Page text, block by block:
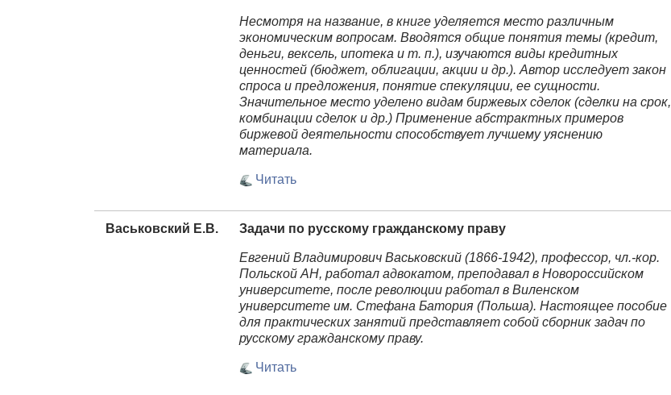
Несмотря на название, в книге уделяется место различным
экономическим вопросам. Вводятся общие понятия темы (кредит,
деньги, вексель, ипотека и т. п.), изучаются виды кредитных
ценностей (бюджет, облигации, акции и др.). Автор исследует закон
спроса и предложения, понятие спекуляции, ее сущности.
Значительное место уделено видам биржевых сделок (сделки на срок,
комбинации сделок и др.) Применение абстрактных примеров
биржевой деятельности способствует лучшему уяснению
материала.
Читать
Васьковский Е.В. Задачи по русскому гражданскому праву
Евгений Владимирович Васьковский (1866-1942), профессор, чл.-кор.
Польской АН, работал адвокатом, преподавал в Новороссийском
университете, после революции работал в Виленском
университете им. Стефана Батория (Польша). Настоящее пособие
для практических занятий представляет собой сборник задач по
русскому гражданскому праву.
Читать